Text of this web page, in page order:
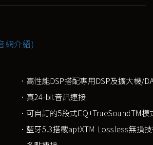
網介紹)
．高性能DSP搭配專用DSP及擴大機/
．真24-bit音訊連接
．可自訂的5段式EQ+TrueSoundTM模
．藍牙5.3搭載aptXTM Lossless無損